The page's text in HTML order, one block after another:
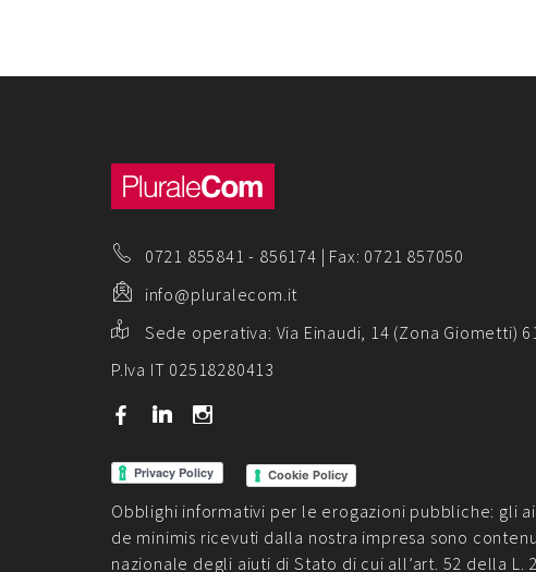
0721 855841 - 856174 | Fax: 0721 857050
info@pluralecom.it
Sede operativa: Via Einaudi, 14 (Zona Giometti)
P.Iva IT 02518280413
b j x
Cookie Policy
Obblighi informativi per le erogazioni pubbliche: gli
de minimis ricevuti dalla nostra impresa sono
nazionale degli aiuti di Stato di cui all’art. 52 della L.